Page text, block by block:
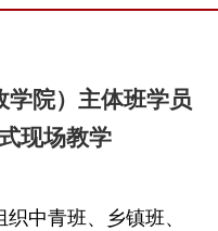
学院）主体班学员
现场教学
中青班、乡镇班、